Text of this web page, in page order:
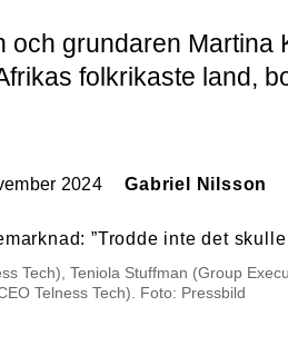
och grundaren Martina
folkrikaste land,
2024 Gabriel Nilsson
Tech), Teniola Stuffman (Group
Telness Tech). Foto: Pressbild